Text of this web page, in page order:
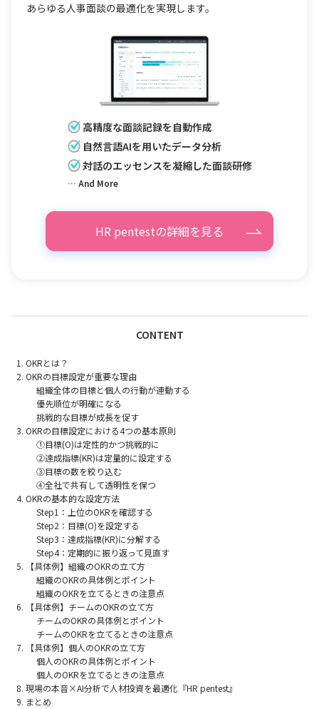
あらゆる人事面談の最適化を実現します。
高精度な面談記録を自動作成
自然言語AIを用いたデータ分析
対話のエッセンスを凝縮した面談研修
… And More
HR pentestの詳細を見る
CONTENT
OKRとは？
OKRの目標設定が重要な理由
組織全体の目標と個人の行動が連動する
優先順位が明確になる
挑戦的な目標が成長を促す
OKRの目標設定における4つの基本原則
①目標(O)は定性的かつ挑戦的に
②達成指標(KR)は定量的に設定する
③目標の数を絞り込む
④全社で共有して透明性を保つ
OKRの基本的な設定方法
Step1：上位のOKRを確認する
Step2：目標(O)を設定する
Step3：達成指標(KR)に分解する
Step4：定期的に振り返って見直す
【具体例】組織のOKRの立て方
組織のOKRの具体例とポイント
組織のOKRを立てるときの注意点
【具体例】チームのOKRの立て方
チームのOKRの具体例とポイント
チームのOKRを立てるときの注意点
【具体例】個人のOKRの立て方
個人のOKRの具体例とポイント
個人のOKRを立てるときの注意点
現場の本音×AI分析で人材投資を最適化『HR pentest』
まとめ